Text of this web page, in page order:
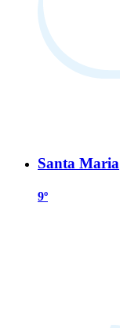
Santa Maria
9º